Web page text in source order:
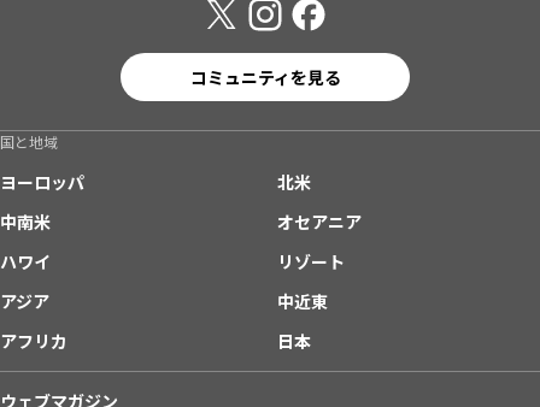
コミュニティを見る
国と地域
ヨーロッパ
北米
中南米
オセアニア
ハワイ
リゾート
アジア
中近東
アフリカ
日本
ウェブマガジン